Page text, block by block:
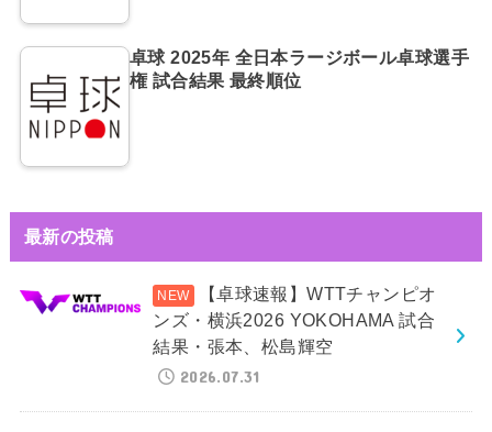
卓球 2025年 全日本ラージボール卓球選手
権 試合結果 最終順位
最新の投稿
【卓球速報】WTTチャンピオ
ンズ・横浜2026 YOKOHAMA 試合
結果・張本、松島輝空
2026.07.31